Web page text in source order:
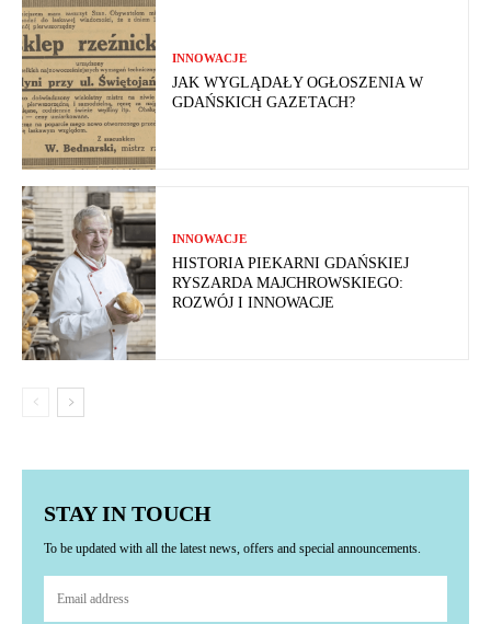
INNOWACJE
JAK WYGLĄDAŁY OGŁOSZENIA W
GDAŃSKICH GAZETACH?
INNOWACJE
HISTORIA PIEKARNI GDAŃSKIEJ
RYSZARDA MAJCHROWSKIEGO:
ROZWÓJ I INNOWACJE
STAY IN TOUCH
To be updated with all the latest news, offers and special announcements.